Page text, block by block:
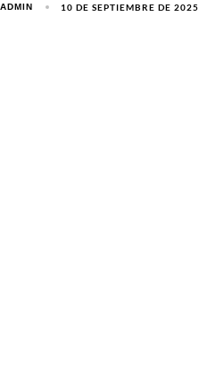
ADMIN 10 DE SEPTIEMBRE DE 2025